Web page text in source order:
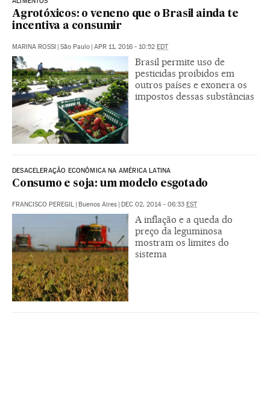
Agrotóxicos: o veneno que o Brasil ainda te
incentiva a consumir
MARINA ROSSI | São Paulo | APR 11, 2016 - 10:52 EDT
Brasil permite uso de
pesticidas proibidos em
outros países e exonera os
impostos dessas substâncias
DESACELERAÇÃO ECONÔMICA NA AMÉRICA LATINA
Consumo e soja: um modelo esgotado
FRANCISCO PEREGIL | Buenos Aires | DEC 02, 2014 - 06:33 EST
A inflação e a queda do
preço da leguminosa
mostram os limites do
sistema